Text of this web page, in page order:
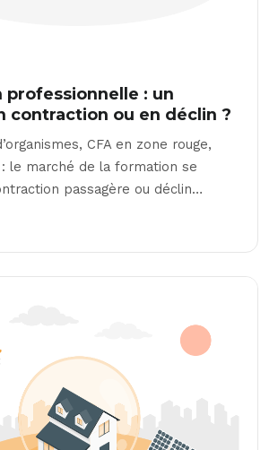
professionnelle : un
contraction ou en déclin ?
CFA en zone rouge,
: le marché de la formation se
passagère ou déclin…